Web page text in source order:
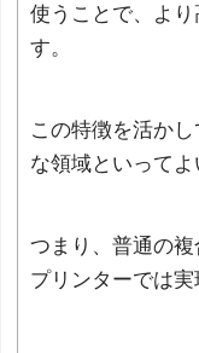
使うことで、よ
す。
この特徴を活か
な領域といってよ
つまり、普通の
プリンターでは実